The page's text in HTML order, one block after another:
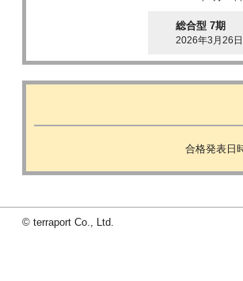
総合型 7期
2026年3月26
合格発表日
© terraport Co., Ltd.